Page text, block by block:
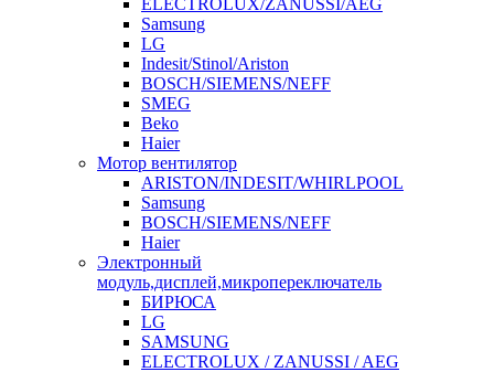
ELECTROLUX/ZANUSSI/AEG
Samsung
LG
Indesit/Stinol/Ariston
BOSCH/SIEMENS/NEFF
SMEG
Beko
Haier
Мотор вентилятор
ARISTON/INDESIT/WHIRLPOOL
Samsung
BOSCH/SIEMENS/NEFF
Haier
Электронный
модуль,дисплей,микропереключатель
БИРЮСА
LG
SAMSUNG
ELECTROLUX / ZANUSSI / AEG